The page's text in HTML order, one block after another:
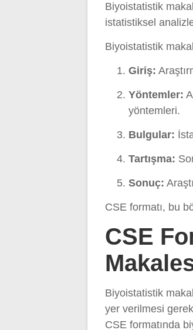
Biyoistatistik
istatistiksel
Biyoistatistik
Giriş:
Yöntemler:
yöntemleri.
Bulgular:
Tartışma:
Sonuç:
CSE formatı, bu
CSE
Biyoistatistik
yer verilmesi
CSE formatında